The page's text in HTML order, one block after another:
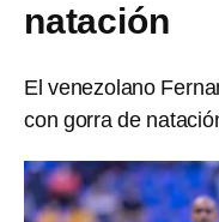
natación
El venezolano
con gorra de